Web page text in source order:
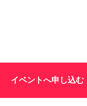
イベントへ申し込む